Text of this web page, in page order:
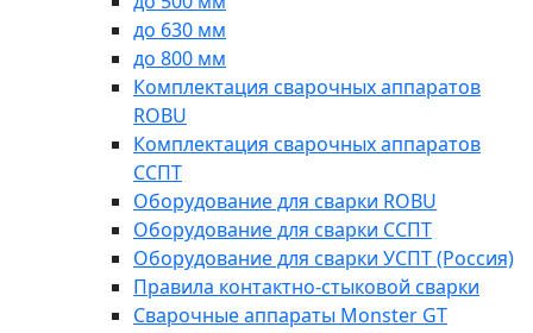
до 630 мм
до 800 мм
Комплектация сварочных аппаратов
ROBU
Комплектация сварочных аппаратов
ССПТ
Оборудование для сварки ROBU
Оборудование для сварки ССПТ
Оборудование для сварки УСПТ (Россия)
Правила контактно-стыковой сварки
Сварочные аппараты Monster GT